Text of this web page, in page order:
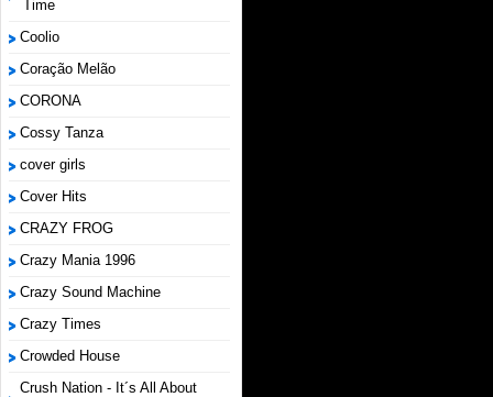
Time
Coolio
Coração Melão
CORONA
Cossy Tanza
cover girls
Cover Hits
CRAZY FROG
Crazy Mania 1996
Crazy Sound Machine
Crazy Times
Crowded House
Crush Nation - It´s All About